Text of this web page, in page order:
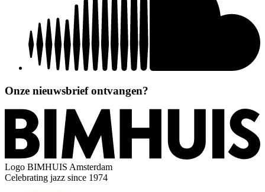
Onze nieuwsbrief ontvangen?
Logo BIMHUIS Amsterdam
Celebrating jazz since 1974